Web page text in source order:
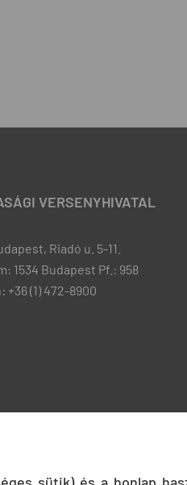
VERSENYHIVATAL
Riadó u. 5-11.
1534 Budapest Pf.: 958
(1) 472-8900